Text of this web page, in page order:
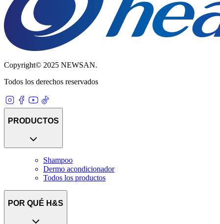
Copyright© 2025 NEWSAN.
Todos los derechos reservados
PRODUCTOS
Shampoo
Dermo acondicionador
Todos los productos
POR QUÉ H&S